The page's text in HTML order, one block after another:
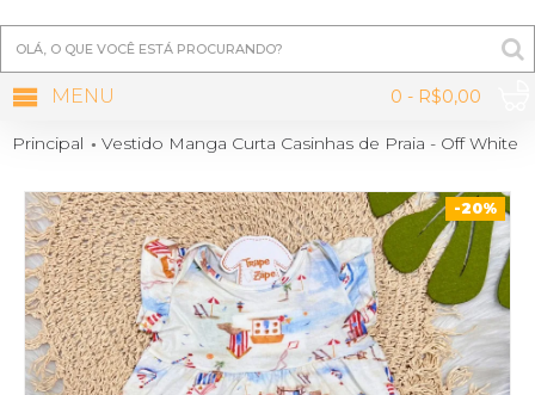
0 - R$0,00
MENU
Principal Vestido Manga Curta Casinhas de Praia - Off White
-20%